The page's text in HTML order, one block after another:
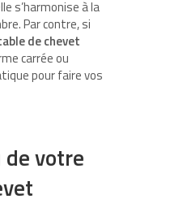
s’harmonise à la
Par contre, si
de chevet
carrée ou
pour faire vos
votre